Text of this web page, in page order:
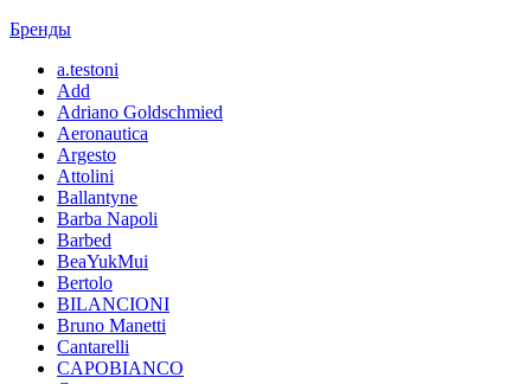
Бренды
a.testoni
Add
Adriano Goldschmied
Aeronautica
Argesto
Attolini
Ballantyne
Barba Napoli
Barbed
BeaYukMui
Bertolo
BILANCIONI
Bruno Manetti
Cantarelli
CAPOBIANCO